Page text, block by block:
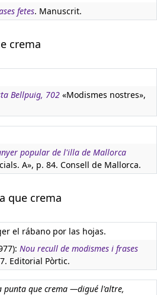
fetes. Manuscrit.
crema
Bellpuig, 702 «Modismes nostres»,
popular de l'illa de Mallorca
A», p. 84. Consell de Mallorca.
que crema
el rábano por las hojas.
Nou recull de modismes i frases
Editorial Pòrtic.
que crema —digué l'altre,